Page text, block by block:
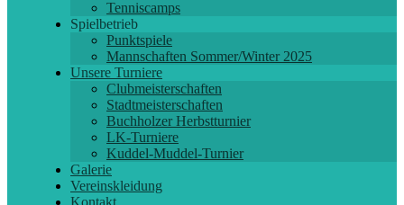
Tenniscamps
Spielbetrieb
Punktspiele
Mannschaften Sommer/Winter 2025
Unsere Turniere
Clubmeisterschaften
Stadtmeisterschaften
Buchholzer Herbstturnier
LK-Turniere
Kuddel-Muddel-Turnier
Galerie
Vereinskleidung
Kontakt